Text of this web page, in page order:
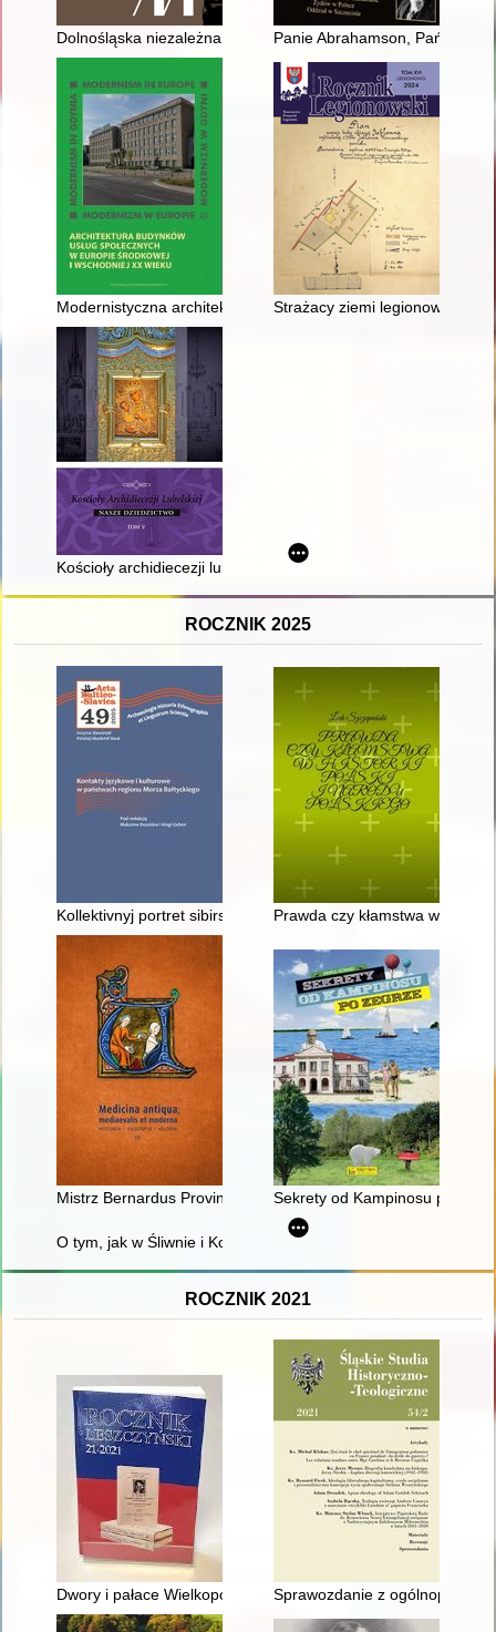
Dolnośląska niezależna scena muzyczna 1980-2000 :
Panie Abrahamson, Pańska
Modernistyczna architektura Wołynia w okresie
Strażacy ziemi legionowskiej -
Kościoły archidiecezji lubelskiej : nasze dziedzictwo. T. 5
ROCZNIK 2025
Kollektivnyj portret sibirskih katolikov načala XIX veka na
Prawda czy kłamstwa w
Mistrz Bernardus Provincialis o afrodyzjakach, sposobach na
Sekrety od Kampinosu po
O tym, jak w Śliwnie i Konowałach kościoły budowano
ROCZNIK 2021
Dwory i pałace Wielkopolski - recenzja]Sprawozdanie z ogólnopolskiej